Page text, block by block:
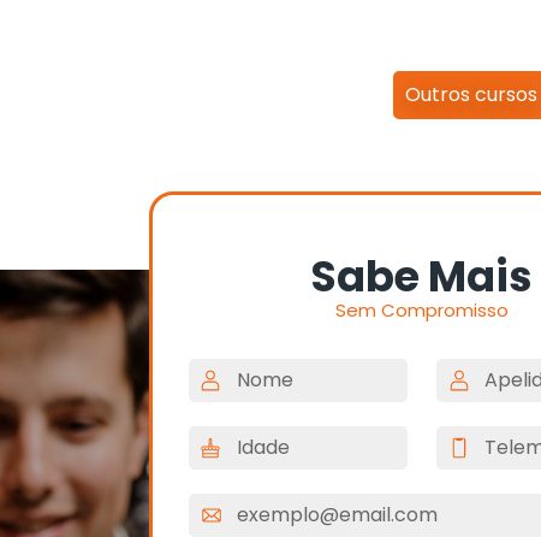
Outros cursos
Sabe Mais
Sem Compromisso